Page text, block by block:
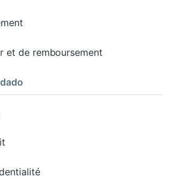
et de remboursement